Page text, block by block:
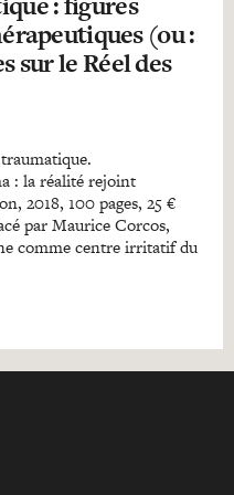
(ou :
sur le Réel des
: la réalité rejoint
2018, 100 pages, 25 €
par Maurice Corcos,
comme centre irritatif du